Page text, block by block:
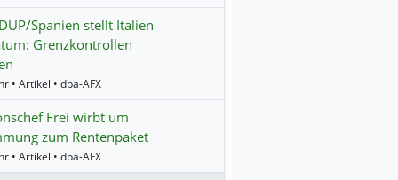
Spanien stellt Italien
Grenzkontrollen
• Artikel • dpa-AFX
Frei wirbt um
zum Rentenpaket
• Artikel • dpa-AFX